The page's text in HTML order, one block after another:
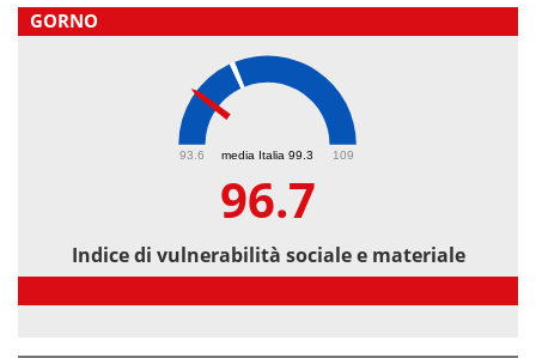
GORNO
media Italia 99.3
93.6 109
96.7
Indice di vulnerabilità sociale e materiale